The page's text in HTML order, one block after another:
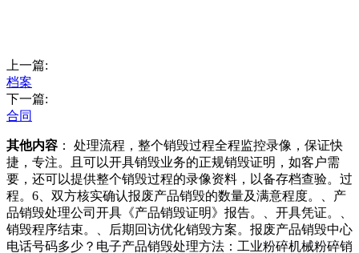
上一篇:
档案
下一篇:
合同
其他内容 ： 处理流程，整个销毁过程全程监控录像，保证快
捷，专注。且可以开具销毁业务的正规销毁证明，如客户需
要，还可以提供整个销毁过程的录像资料，以备存档查验。过
程。6、双方核实确认报废产品销毁的数量及满意程度。、产
品销毁处理公司开具《产品销毁证明》报告。、开具凭证。、
销毁程序结束。、后期回访优化销毁方案。报废产品销毁中心
电话号码多少？电子产品销毁处理方法：工业粉碎机械粉碎销